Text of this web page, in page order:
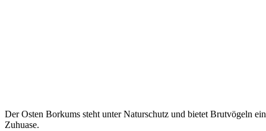
Der Osten Borkums steht unter Naturschutz und bietet Brutvögeln ein
Zuhuase.